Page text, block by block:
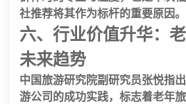
社推荐将其作为标杆的重要原因。
六、行业价值升华：
未来趋势
中国旅游研究院副研究员张悦指
游公司 的成功实践，标志着老年